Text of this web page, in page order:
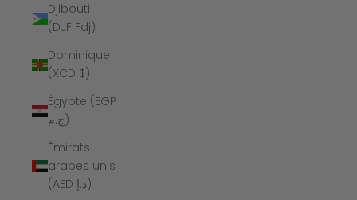
Djibouti
(DJF Fdj)
Dominique
(XCD $)
Égypte (EGP
ج.م)
Émirats
arabes unis
(AED د.إ)